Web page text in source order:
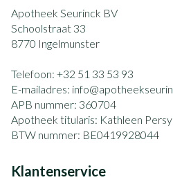
Apotheek Seurinck BV
Schoolstraat 33
8770 Ingelmunster
Telefoon: +32 51 33 53 93
E-mailadres: info@
APB nummer: 360704
Apotheek titularis: Kathleen
BTW nummer: BE0419928044
Klantenservice